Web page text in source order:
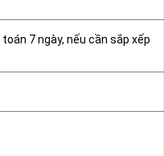
7 ngày, nếu cần sắp xếp